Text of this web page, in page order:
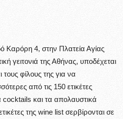
4, στην Πλατεία Αγίας
γειτονιά της Αθήνας, υποδέχεται
φίλους της για να
από τις 150 ετικέτες
και τα απολαυστικά
της wine list σερβίρονται σε